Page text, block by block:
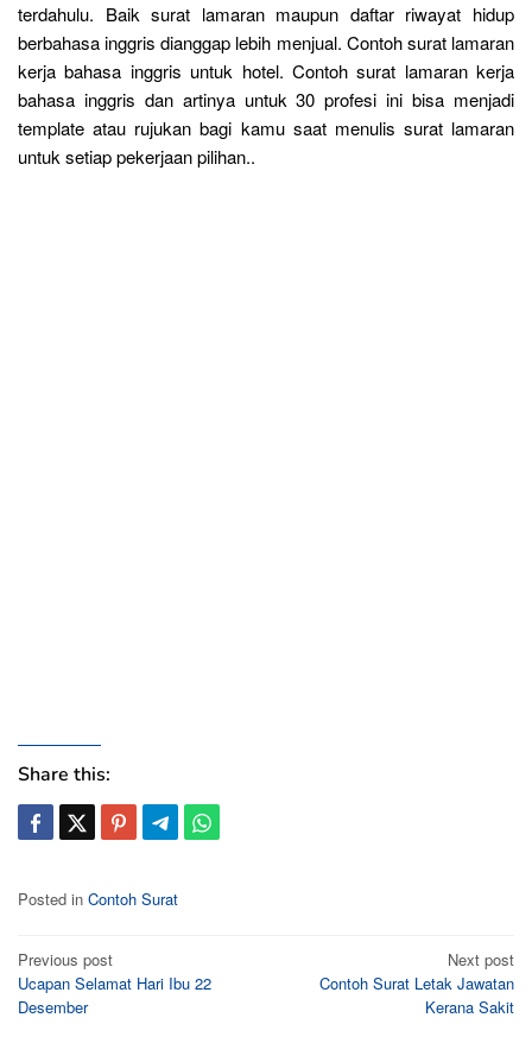
terdahulu. Baik surat lamaran maupun daftar riwayat hidup
berbahasa inggris dianggap lebih menjual. Contoh surat lamaran
kerja bahasa inggris untuk hotel. Contoh surat lamaran kerja
bahasa inggris dan artinya untuk 30 profesi ini bisa menjadi
template atau rujukan bagi kamu saat menulis surat lamaran
untuk setiap pekerjaan pilihan..
Share this:
Posted in Contoh Surat
Post
navigation
Previous post
Ucapan Selamat Hari Ibu 22
Desember
Next post
Contoh Surat Letak Jawatan
Kerana Sakit